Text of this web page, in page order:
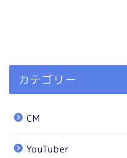
カテゴリー
CM
YouTuber